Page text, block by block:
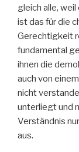
gleich alle,
ist das für die
Gerechtigkeit
fundamental
ihnen die
auch von
nicht
unterliegt und
Verständnis
aus.